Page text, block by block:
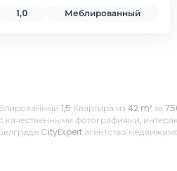
1,0 Меблированный
1,5 Квартира из 42 m² за
фотографиями,
CityExpert агентство